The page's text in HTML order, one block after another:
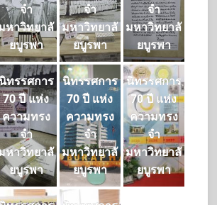
จำ
หาวิทยาลั
ยบูรพา
จำ
มหาวิทยาลั
ยบูรพา
จำ
มหาวิทยาลั
ยบูรพา
ทรรศการ
70 ปี แห่ง
ความทรง
จำ
หาวิทยาลั
ยบูรพา
นิทรรศการ
70 ปี แห่ง
ความทรง
จำ
มหาวิทยาลั
ยบูรพา
นิทรรศการ
70 ปี แห่ง
ความทรง
จำ
มหาวิทยาลั
ยบูรพา